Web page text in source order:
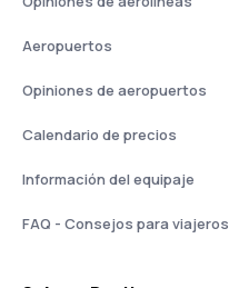
Aeropuertos
Opiniones de aeropuertos
Calendario de precios
Información del equipaje
FAQ - Consejos para viajeros